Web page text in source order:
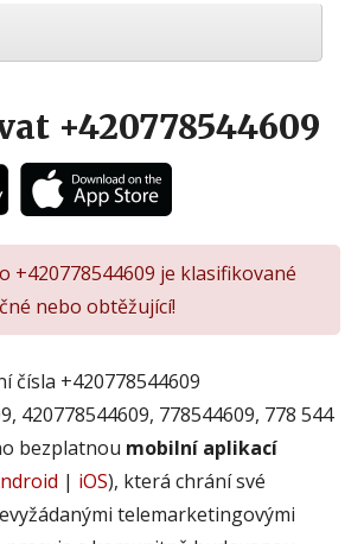
+420778544609
+420778544609 je klasifikované
nebo obtěžující!
čísla +420778544609
420778544609, 778544609, 778 544
bezplatnou mobilní aplikací
| iOS), která chrání své
telemarketingovými